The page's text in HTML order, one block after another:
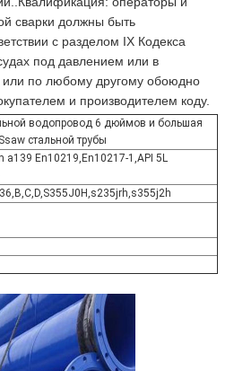
сварки должны быть
с разделом IX Кодекса
под давлением или в
или по любому другому обоюдно
и производителем коду.
водопровод 6 дюймов и большая
стальной трубы
a139 En10219,En10217-1,API 5L